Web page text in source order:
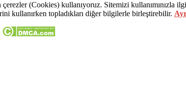
(Cookies) kullanıyoruz. Sitemizi kullanımınızla
kullanırken topladıkları diğer bilgilerle birleştirebilir.